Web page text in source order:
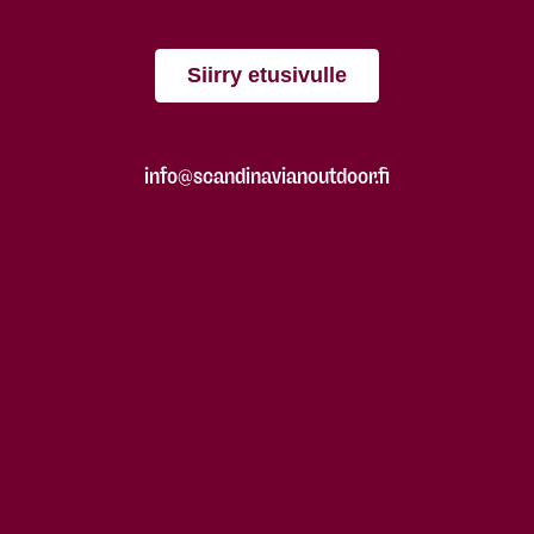
Siirry etusivulle
info@scandinavianoutdoor.fi